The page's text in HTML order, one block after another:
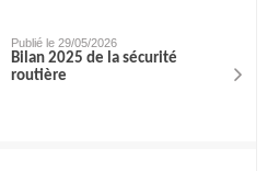
Publié le 29/05/2026
Bilan 2025 de la sécurité
routière